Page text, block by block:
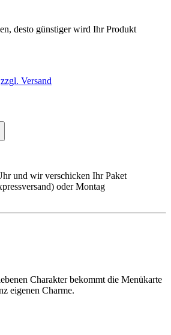
desto günstiger wird Ihr Produkt
zzgl. Versand
und wir verschicken Ihr Paket
oder Montag
Charakter bekommt die Menükarte
eigenen Charme.